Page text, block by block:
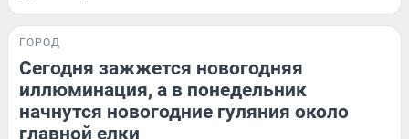
ГОРОД
Сегодня зажжется новогодняя
иллюминация, а в понедельник
начнутся новогодние гуляния около
главной елки